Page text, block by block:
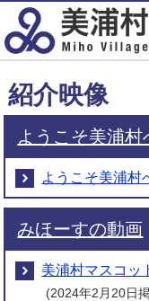
紹介映像
ようこそ美浦村
ようこそ美浦村
みほーすの動画
美浦村マスコッ
(2024年2月20日